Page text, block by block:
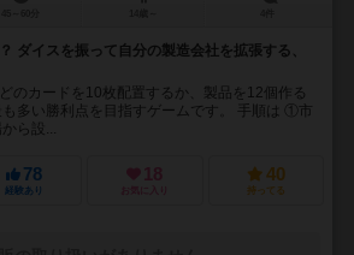
ダイスを振って自分の製造会社を拡張する、
のカードを10枚配置するか、製品を12個作る
多い勝利点を目指すゲームです。 手順は ①市
ら設...
78
経験あり
18
お気に入り
40
持ってる